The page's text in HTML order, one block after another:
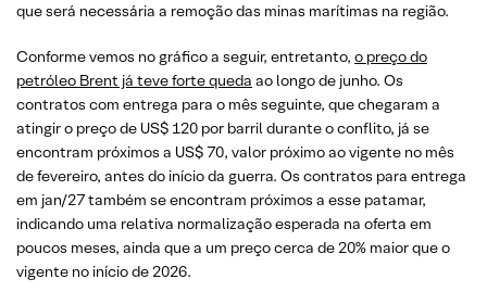
que será necessária a remoção das minas marítimas na região.
Conforme vemos no gráfico a seguir, entretanto, o preço do
petróleo Brent já teve forte queda ao longo de junho. Os
contratos com entrega para o mês seguinte, que chegaram a
atingir o preço de US$ 120 por barril durante o conflito, já se
encontram próximos a US$ 70, valor próximo ao vigente no mês
de fevereiro, antes do início da guerra. Os contratos para entrega
em jan/27 também se encontram próximos a esse patamar,
indicando uma relativa normalização esperada na oferta em
poucos meses, ainda que a um preço cerca de 20% maior que o
vigente no início de 2026.